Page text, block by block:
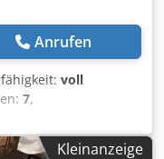
Anrufen
voll
7,
Walzendurchmesser:
Kleinanzeige